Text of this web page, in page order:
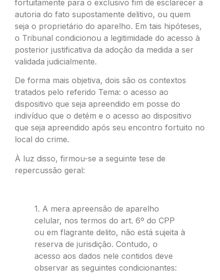
fortuitamente para o exclusivo fim de esclarecer a
autoria do fato supostamente delitivo, ou quem
seja o proprietário do aparelho. Em tais hipóteses,
o Tribunal condicionou a legitimidade do acesso à
posterior justificativa da adoção da medida a ser
validada judicialmente.
De forma mais objetiva, dois são os contextos
tratados pelo referido Tema: o acesso ao
dispositivo que seja apreendido em posse do
indivíduo que o detém e o acesso ao dispositivo
que seja apreendido após seu encontro fortuito no
local do crime.
À luz disso, firmou-se a seguinte tese de
repercussão geral:
1. A mera apreensão de aparelho
celular, nos termos do art. 6º do CPP
ou em flagrante delito, não está sujeita à
reserva de jurisdição. Contudo, o
acesso aos dados nele contidos deve
observar as seguintes condicionantes: